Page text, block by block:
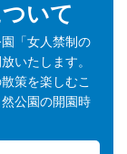
いて
「女人禁制の
いたします。
策を楽しむこ
公園の開園時